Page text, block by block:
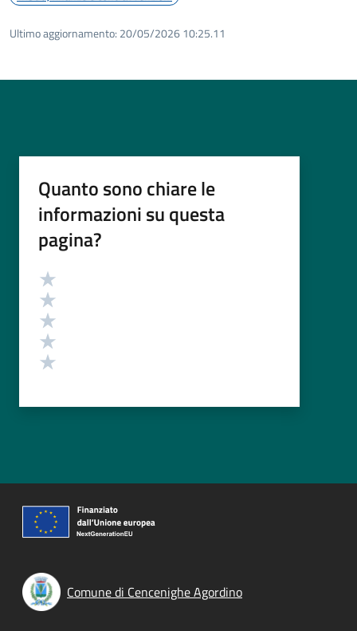
Ultimo aggiornamento: 20/05/2026 10:25.11
Quanto sono chiare le
informazioni su questa
pagina?
Valutazione
Comune di Cencenighe Agordino